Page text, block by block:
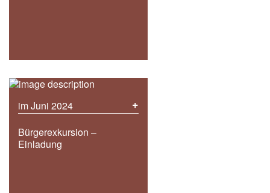
im Juni 2024 +
Bürgerexkursion –
Einladung